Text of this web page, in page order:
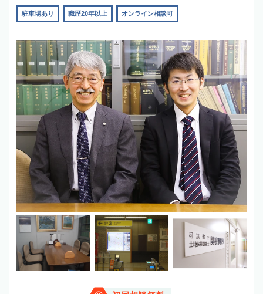
駐車場あり 職歴20年以上 オンライン相談可